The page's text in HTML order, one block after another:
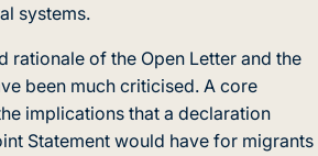
systems.
rationale of the Open Letter and the
been much criticised. A core
implications that a declaration
Statement would have for migrants